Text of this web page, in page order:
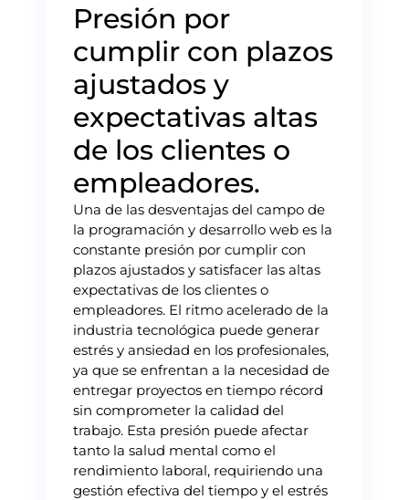
Presión por
cumplir con plazos
ajustados y
expectativas altas
de los clientes o
empleadores.
Una de las desventajas del campo de
la programación y desarrollo web es la
constante presión por cumplir con
plazos ajustados y satisfacer las altas
expectativas de los clientes o
empleadores. El ritmo acelerado de la
industria tecnológica puede generar
estrés y ansiedad en los profesionales,
ya que se enfrentan a la necesidad de
entregar proyectos en tiempo récord
sin comprometer la calidad del
trabajo. Esta presión puede afectar
tanto la salud mental como el
rendimiento laboral, requiriendo una
gestión efectiva del tiempo y el estrés